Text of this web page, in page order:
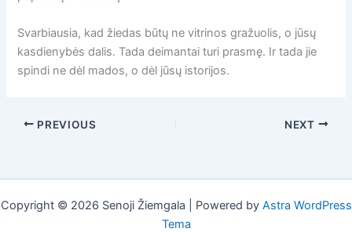
Svarbiausia, kad žiedas būtų ne vitrinos gražuolis, o jūsų
kasdienybės dalis. Tada deimantai turi prasmę. Ir tada jie
spindi ne dėl mados, o dėl jūsų istorijos.
PREVIOUS NEXT
Copyright © 2026 Senoji Žiemgala | Powered by Astra WordPress
Tema